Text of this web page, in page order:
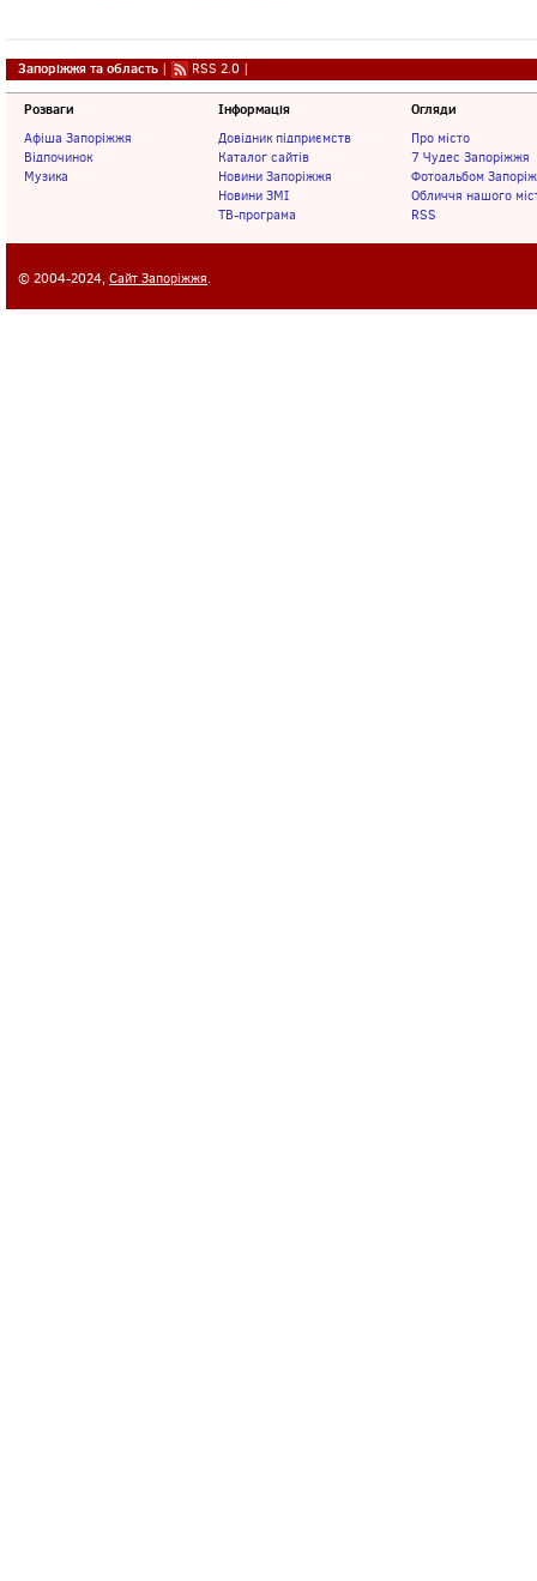
Запоріжжя та область | RSS 2.0 |
Розваги
Афіша Запоріжжя
Відпочинок
Музика
Інформація
Довідник підприємств
Каталог сайтів
Новини Запоріжжя
Новини ЗМІ
ТВ-програма
Огляди
Про місто
7 Чудес Запоріжжя
Фотоальбом
Обличчя нашого
RSS
© 2004-2024, Сайт Запоріжжя.